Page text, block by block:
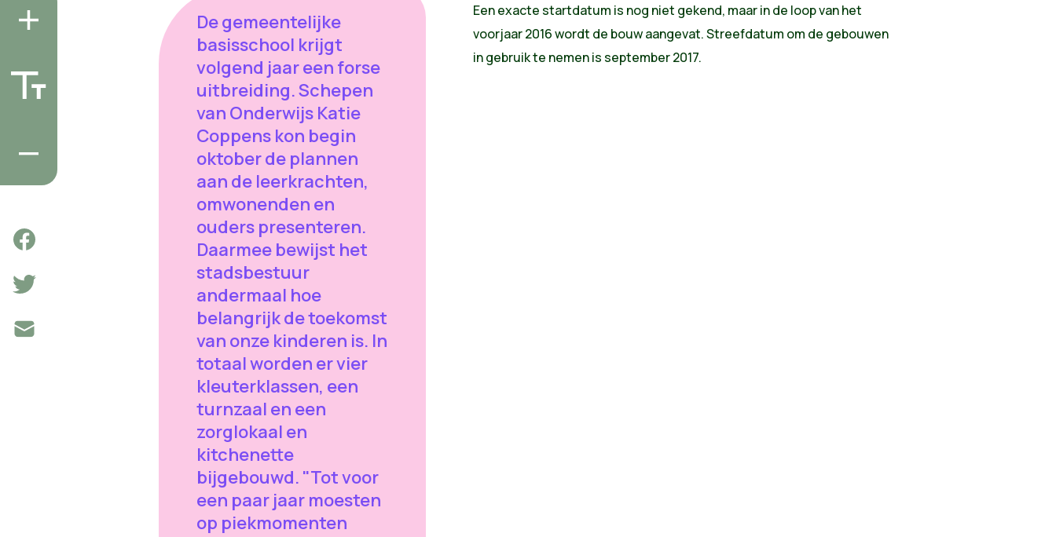
De gemeentelijke
basisschool krijgt
volgend jaar een forse
uitbreiding. Schepen
van Onderwijs Katie
Coppens kon begin
oktober de plannen
aan de leerkrachten,
omwonenden en
ouders presenteren.
Daarmee bewijst het
stadsbestuur
andermaal hoe
belangrijk de toekomst
van onze kinderen is. In
totaal worden er vier
kleuterklassen, een
turnzaal en een
zorglokaal en
kitchenette
bijgebouwd. "Tot voor
een paar jaar moesten
op piekmomenten
Een exacte startdatum is nog niet gekend, maar in de loop van het
voorjaar 2016 wordt de bouw aangevat. Streefdatum om de gebouwen
in gebruik te nemen is september 2017.